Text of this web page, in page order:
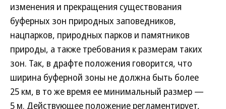
изменения и прекращения существования
буферных зон природных заповедников,
нацпарков, природных парков и памятников
природы, а также требования к размерам таких
зон. Так, в драфте положения говорится, что
ширина буферной зоны не должна быть более
25 км, в то же время ее минимальный размер —
5 м. Действующее положение регламентирует,